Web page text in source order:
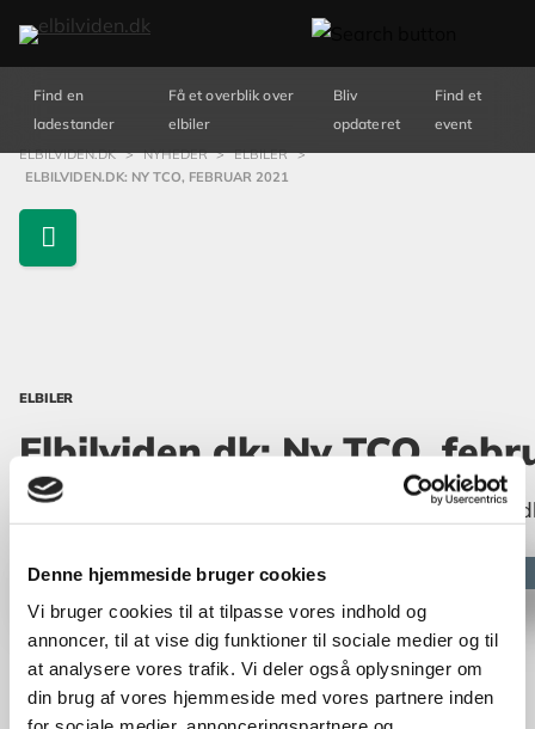
Denne hjemmeside bruger cookies
Vi bruger cookies til at tilpasse vores indhold og
annoncer, til at vise dig funktioner til sociale medier og til
at analysere vores trafik. Vi deler også oplysninger om
din brug af vores hjemmeside med vores partnere inden
Find en
ladestander
Få et overblik over
elbiler
Bliv
opdateret
Find et
event
ELBILVIDEN.DK > NYHEDER > ELBILER >
ELBILVIDEN.DK: NY TCO, FEBRUAR 2021
ELBILER
Elbilviden.dk: Ny TCO,
Opdateret TCO oversigt ligger nu klar på
Så er TCO oversigten opdateret, og denne gang
er det en ny-kommer som stjæler